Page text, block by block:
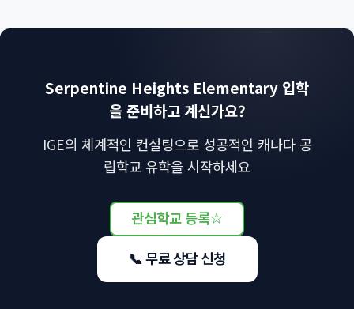
Serpentine Heights Elementary 입학
을 준비하고 계신가요?
IGE의 체계적인 컨설팅으로 성공적인 캐나다 공
립학교 유학을 시작하세요
관심학교 등록☆
📞 무료 상담 신청